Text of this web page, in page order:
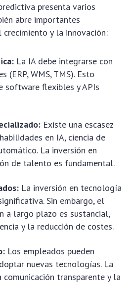
presenta varios
abre importantes
y la innovación:
La IA debe integrarse con
(ERP, WMS, TMS). Esto
software flexibles y APIs
Existe una escasez
en IA, ciencia de
La inversión en
de talento es fundamental.
La inversión en tecnología
Sin embargo, el
a largo plazo es sustancial,
y la reducción de costes.
Los empleados pueden
nuevas tecnologías. La
transparente y la